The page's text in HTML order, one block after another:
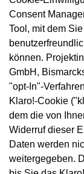
Consent
Tool, mit dem
können.
GmbH,
"opt-In"-
Klaro!-Cookie
dem die von
Widerruf dieser
Daten werden
weitergegeben.